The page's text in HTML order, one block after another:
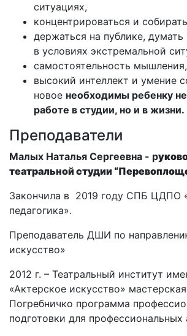
ситуациях,
концентрироваться и
держаться на публике, думать
в условиях экстремальной
самостоятельность мышления,
высокий интеллект и умение
новое необходимы ребенку
работе в студии, но и в жизни.
Преподаватели
Малых Наталья Сергеевна - р
театральной студии
Закончила в 2019 году СПБ ЦДПО
педагогика».
Преподаватель ДШИ по
искусство»
2012 г. – Театральный институт
«Актерское искусство»
Погребничко программа
подготовки для профессиональных